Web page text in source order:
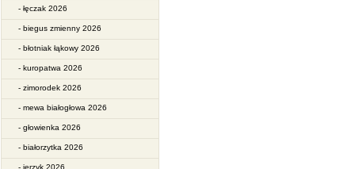
- łęczak 2026
- biegus zmienny 2026
- błotniak łąkowy 2026
- kuropatwa 2026
- zimorodek 2026
- mewa białogłowa 2026
- głowienka 2026
- białorzytka 2026
- jerzyk 2026